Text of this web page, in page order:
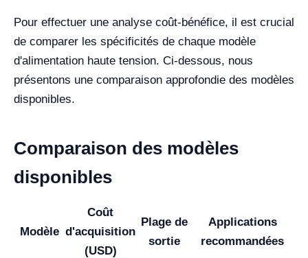
Pour effectuer une analyse coût-bénéfice, il est crucial
de comparer les spécificités de chaque modèle
d'alimentation haute tension. Ci-dessous, nous
présentons une comparaison approfondie des modèles
disponibles.
Comparaison des modèles
disponibles
Modèle
Coût
d'acquisition
(USD)
Plage de
sortie
Applications
recommandées